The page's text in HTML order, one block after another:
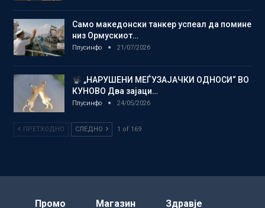
Само македонски танкер успеал да помине
низ Ормускиот…
Плусинфо 21/07/2026
„НАРУШЕНИ МЕЃУЗАЈАЧКИ ОДНОСИ“ ВО
КУНОВО Два зајаци…
Плусинфо 24/05/2026
ПРЕТХОДНО СЛЕДНО 1 of 169
Промо Магазин Здравје